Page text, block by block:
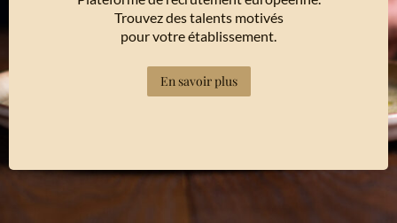
Trouvez des talents motivés
pour votre établissement.
En savoir plus